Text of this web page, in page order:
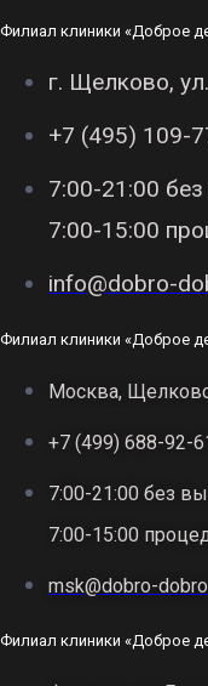
Филиал клиники «Доброе
г. Щелково,
+7 (495) 109-
7:00-21:00
7:00-15:00
info@dobro-
Филиал клиники «Доброе
Москва,
+7 (499) 688-92-
7:00-21:00 без
7:00-15:00
msk@dobro-
Филиал клиники «Доброе